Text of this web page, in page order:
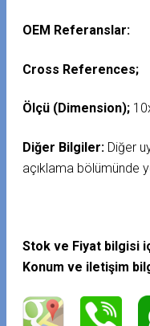
OEM Referanslar:
Cross References;
Ölçü (Dimension);
Diğer Bilgiler: Diğer
açıklama bölümünde
Stok ve Fiyat bilgisi
Konum ve iletişim